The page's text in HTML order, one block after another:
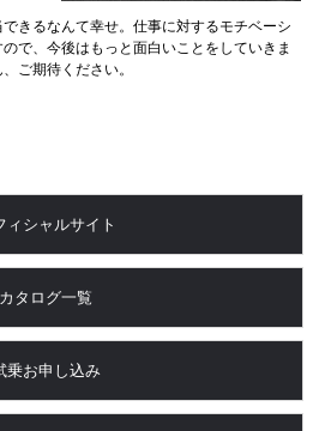
きるなんて幸せ。仕事に対するモチベーシ
で、今後はもっと面白いことをしていきま
ご期待ください。
ィシャルサイト
カタログ一覧
乗お申し込み